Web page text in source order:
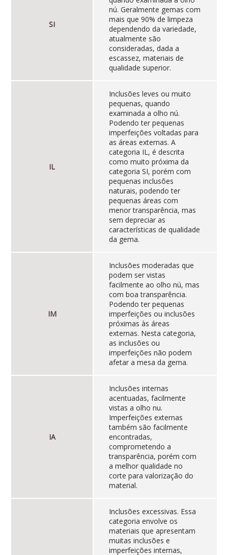
SI
nú. Geralmente gemas com
mais que 90% de limpeza
dependendo da variedade,
atualmente são
consideradas, dada a
escassez, materiais de
qualidade superior.
IL
Inclusões leves ou muito
pequenas, quando
examinada a olho nú.
Podendo ter pequenas
imperfeições voltadas para
as áreas externas. A
categoria IL, é descrita
como muito próxima da
categoria SI, porém com
pequenas inclusões
naturais, podendo ter
pequenas áreas com
menor transparência, mas
sem depreciar as
características de qualidade
da gema.
IM
Inclusões moderadas que
podem ser vistas
facilmente ao olho nú, mas
com boa transparência.
Podendo ter pequenas
imperfeições ou inclusões
próximas às áreas
externas. Nesta categoria,
as inclusões ou
imperfeições não podem
afetar a mesa da gema.
IA
Inclusões internas
acentuadas, facilmente
vistas a olho nu.
Imperfeições externas
também são facilmente
encontradas,
comprometendo a
transparência, porém com
a melhor qualidade no
corte para valorização do
material.
Inclusões excessivas. Essa
categoria envolve os
materiais que apresentam
muitas inclusões e
imperfeições internas,